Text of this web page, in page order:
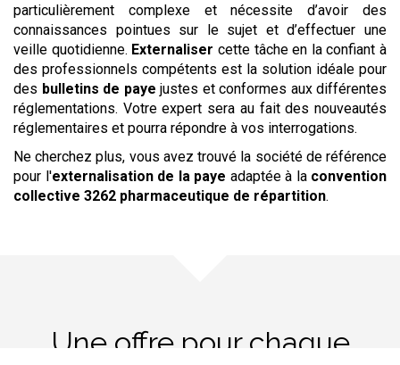
particulièrement complexe et nécessite d’avoir des
connaissances pointues sur le sujet et d’effectuer une
veille quotidienne. Externaliser cette tâche en la confiant à
des professionnels compétents est la solution idéale pour
des bulletins de paye justes et conformes aux différentes
réglementations. Votre expert sera au fait des nouveautés
réglementaires et pourra répondre à vos interrogations.
Ne cherchez plus, vous avez trouvé la société de référence
pour l'externalisation de la paye adaptée à la convention
collective 3262 pharmaceutique de répartition.
Une offre pour chaque